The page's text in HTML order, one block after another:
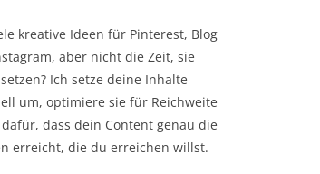
kreative Ideen für Pinterest, Blog
aber nicht die Zeit, sie
Ich setze deine Inhalte
um, optimiere sie für Reichweite
dass dein Content genau die
erreicht, die du erreichen willst.